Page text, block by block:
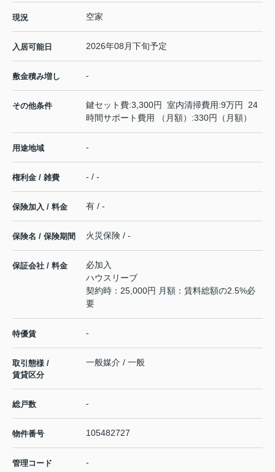
現況 空家
入居可能日 2026年08月下旬予定
敷金積み増し -
その他条件
鍵セット費:3,300円 室内清掃費用:9万円 24
時間サポート費用 （月額）:330円（月額）
用途地域 -
権利金 / 雑費 - / -
保険加入 / 料金 有 / -
保険名 / 保険期間 火災保険 / -
保証会社 / 料金
必加入
ハウスリーブ
契約時：25,000円 月額：賃料総額の2.5%必
要
特優賃 -
取引態様 /
賃貸区分
一般媒介 / 一般
総戸数 -
物件番号 105482727
管理コード -